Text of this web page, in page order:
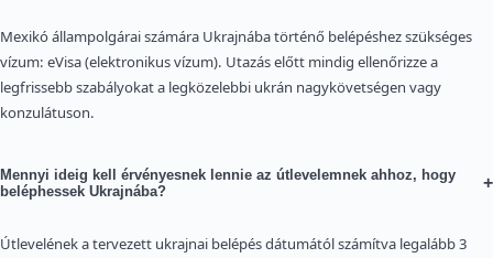
Mexikó állampolgárai számára Ukrajnába történő belépéshez szükséges
vízum: eVisa (elektronikus vízum). Utazás előtt mindig ellenőrizze a
legfrissebb szabályokat a legközelebbi ukrán nagykövetségen vagy
konzulátuson.
Mennyi ideig kell érvényesnek lennie az útlevelemnek ahhoz, hogy
beléphessek Ukrajnába?
+
Útlevelének a tervezett ukrajnai belépés dátumától számítva legalább 3